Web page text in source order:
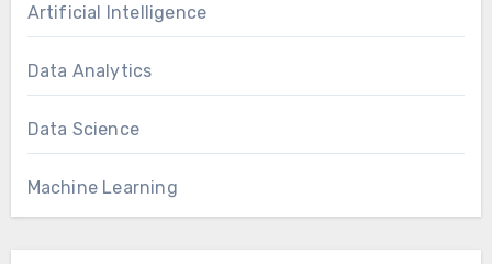
Artificial Intelligence
Data Analytics
Data Science
Machine Learning